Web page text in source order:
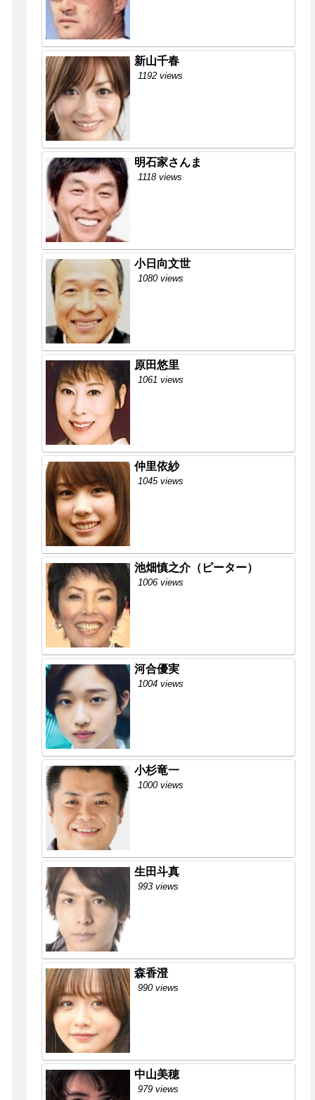
新山千春
1192 views
明石家さんま
1118 views
小日向文世
1080 views
原田悠里
1061 views
仲里依紗
1045 views
池畑慎之介（ピーター）
1006 views
河合優実
1004 views
小杉竜一
1000 views
生田斗真
993 views
森香澄
990 views
中山美穂
979 views